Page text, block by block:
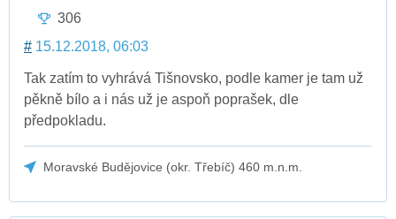
306
# 15.12.2018, 06:03
Tak zatím to vyhrává Tišnovsko, podle kamer je tam už
pěkně bílo a i nás už je aspoň poprašek, dle
předpokladu.
Moravské Budějovice (okr. Třebíč) 460 m.n.m.